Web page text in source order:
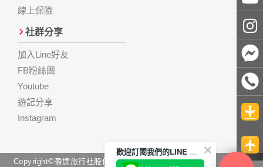
線上保險
社群分享
加入Line好友
FB粉絲團
Youtube
遊記分享
Instagram
Copyright©盈達旅行社股份有限公司 Come Best Tour Co., Ltd. All
歡迎訂閱我們的LINE 官方帳號